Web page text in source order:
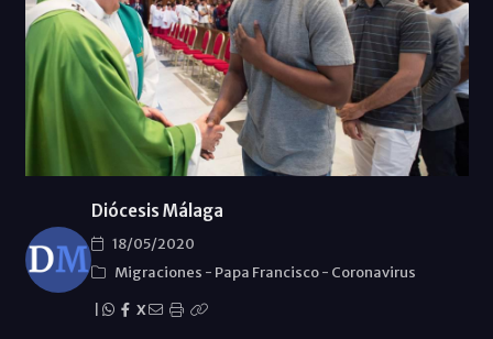
Diócesis Málaga
18/05/2020
Migraciones - Papa Francisco- Coronavirus
X